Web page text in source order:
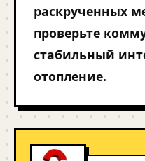
раскрученных
проверьте
стабильный
отопление.